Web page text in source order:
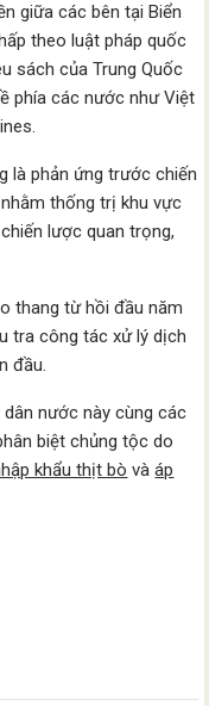
giữa các bên tại Biển
theo luật pháp quốc
sách của Trung Quốc
phía các nước như Việt
là phản ứng trước chiến
thống trị khu vực
lược quan trọng,
thang từ hồi đầu năm
tra công tác xử lý dịch
đầu.
nước này cùng các
biệt chủng tộc do
khẩu thịt bò vàáp